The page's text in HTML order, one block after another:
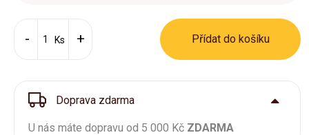
Ks Přídat do košíku
Doprava zdarma
U nás máte dopravu od 5 000 Kč ZDARMA